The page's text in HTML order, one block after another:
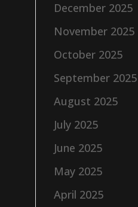
December 2025
November 2025
October 2025
September 2025
August 2025
July 2025
June 2025
May 2025
April 2025